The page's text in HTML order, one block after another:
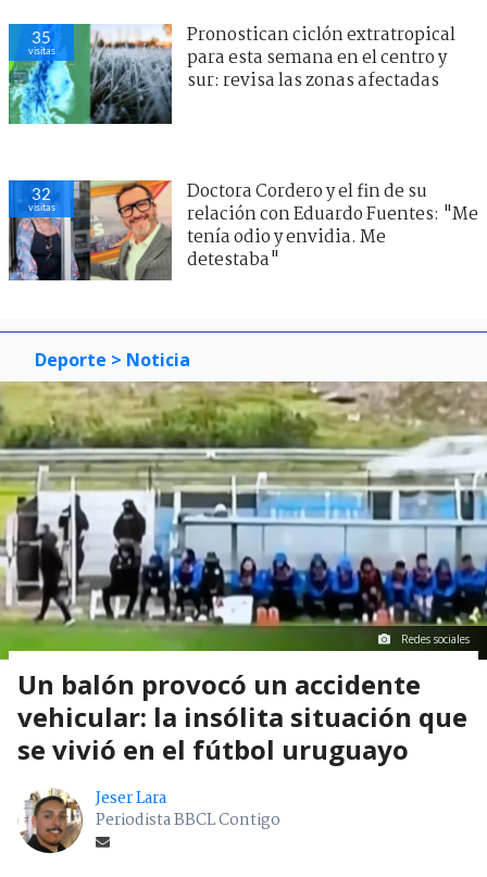
35
visitas
Pronostican ciclón extratropical
para esta semana en el centro y
sur: revisa las zonas afectadas
32
visitas
Doctora Cordero y el fin de su
relación con Eduardo Fuentes: "Me
tenía odio y envidia. Me
detestaba"
Deporte > Noticia
Redes sociales
Un balón provocó un accidente
vehicular: la insólita situación que
se vivió en el fútbol uruguayo
Jeser Lara
Periodista BBCL Contigo